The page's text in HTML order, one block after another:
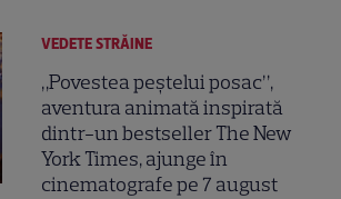
VEDETE STRĂINE
„Povestea peștelui posac”,
aventura animată inspirată
dintr-un bestseller The New
York Times, ajunge în
cinematografe pe 7 august